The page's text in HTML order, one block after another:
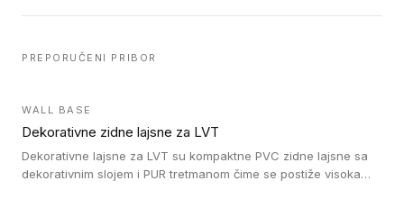
PREPORUČENI PRIBOR
WALL BASE
Dekorativne zidne lajsne za LVT
Dekorativne lajsne za LVT su kompaktne PVC zidne lajsne sa
dekorativnim slojem i PUR tretmanom čime se postiže visoka